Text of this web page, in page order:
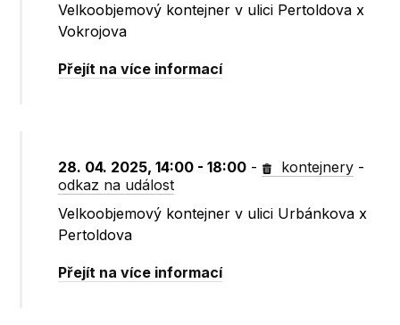
Velkoobjemový kontejner v ulici Pertoldova x
Vokrojova
Přejít na více informací
28. 04. 2025, 14:00 - 18:00 - kontejnery -
odkaz na událost
Velkoobjemový kontejner v ulici Urbánkova x
Pertoldova
Přejít na více informací